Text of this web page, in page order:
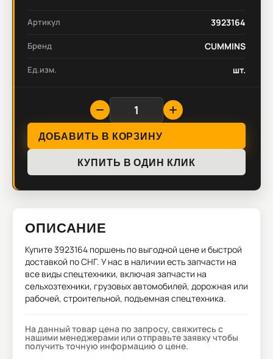
Артикул 3923164
Бренд CUMMINS
Ед.изм. шт.
ДОБАВИТЬ В КОРЗИНУ
КУПИТЬ В ОДИН КЛИК
ОПИСАНИЕ
Купите3923164 поршень по выгодной цене и быстрой
доставкой по СНГ. У нас в наличии есть запчасти на
все виды спецтехники, включая запчасти на
сельхозтехники, грузовых автомобилей, дорожная или
рабочей, строительной, подъемная спецтехника.
На данный товар цена по запросу, свяжитесь с
нашими менеджерами или отправьте заявку чтобы
получить точную информацию о цене.